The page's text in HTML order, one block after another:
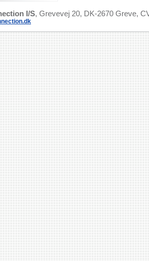
I/S, Grevevej 20, DK-2670 Greve,